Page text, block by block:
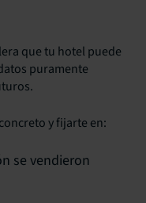
que tu hotel puede
puramente
y fijarte en:
se vendieron